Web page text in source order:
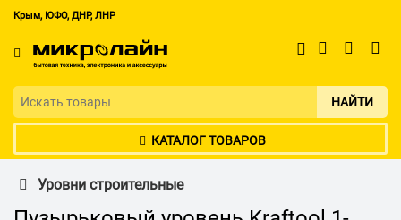
Крым, ЮФО, ДНР, ЛНР
НАЙТИ
КАТАЛОГ ТОВАРОВ
Уровни строительные